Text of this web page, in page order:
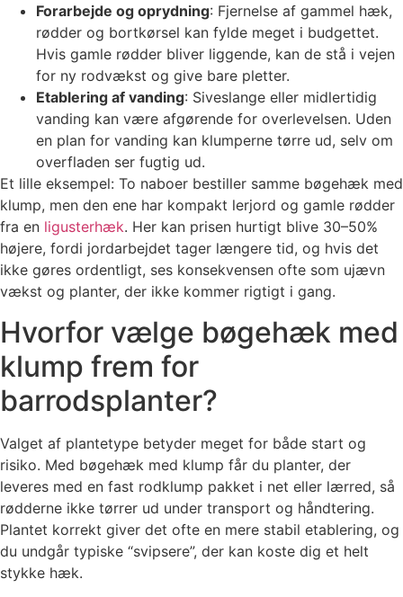
Forarbejde og oprydning: Fjernelse af gammel hæk,
rødder og bortkørsel kan fylde meget i budgettet.
Hvis gamle rødder bliver liggende, kan de stå i vejen
for ny rodvækst og give bare pletter.
Etablering af vanding: Siveslange eller midlertidig
vanding kan være afgørende for overlevelsen. Uden
en plan for vanding kan klumperne tørre ud, selv om
overfladen ser fugtig ud.
Et lille eksempel: To naboer bestiller samme bøgehæk med
klump, men den ene har kompakt lerjord og gamle rødder
fra en ligusterhæk. Her kan prisen hurtigt blive 30–50%
højere, fordi jordarbejdet tager længere tid, og hvis det
ikke gøres ordentligt, ses konsekvensen ofte som ujævn
vækst og planter, der ikke kommer rigtigt i gang.
Hvorfor vælge bøgehæk med
klump frem for
barrodsplanter?
Valget af plantetype betyder meget for både start og
risiko. Med bøgehæk med klump får du planter, der
leveres med en fast rodklump pakket i net eller lærred, så
rødderne ikke tørrer ud under transport og håndtering.
Plantet korrekt giver det ofte en mere stabil etablering, og
du undgår typiske “svipsere”, der kan koste dig et helt
stykke hæk.